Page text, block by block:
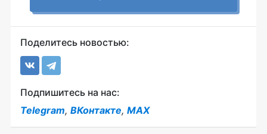
Поделитесь новостью:
Подпишитесь на нас:
Telegram, ВКонтакте, MAX